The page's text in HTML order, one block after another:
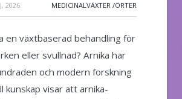
2026 MEDICINALVÄXTER /ÖRTER
en växtbaserad behandling för
eller svullnad? Arnika har
och modern forskning
kunskap visar att arnika-